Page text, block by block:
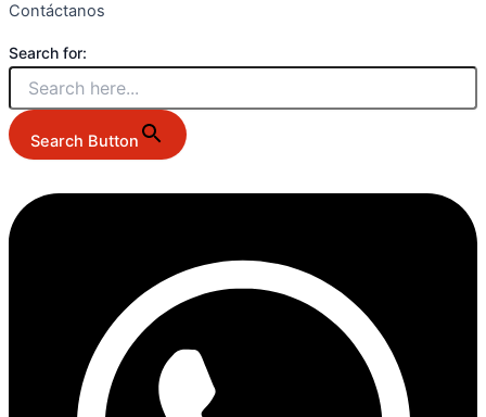
Contáctanos
Search for:
Search Button